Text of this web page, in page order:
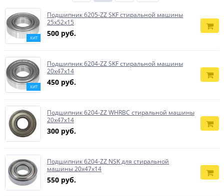
ХИТ
Подшипник 6205-ZZ SKF стиральной машины
25x52x15
500 руб.
ХИТ
Подшипник 6204-ZZ SKF стиральной машины
20x47x14
450 руб.
Подшипник 6204-ZZ WHRBC стиральной машины
20x47x14
300 руб.
Подшипник 6204-ZZ NSK для стиральной
машины 20x47x14
550 руб.